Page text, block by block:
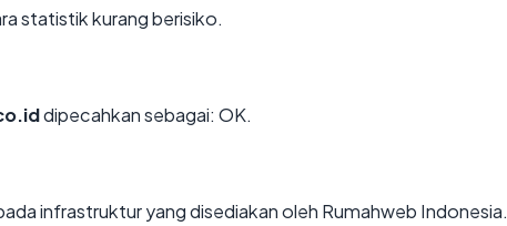
statistik kurang berisiko.
dipecahkan sebagai: OK.
infrastruktur yang disediakan oleh Rumahweb Indonesia.